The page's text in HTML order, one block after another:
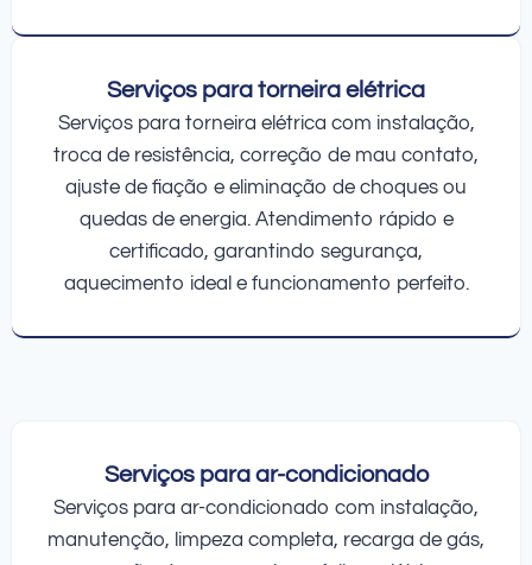
Serviços para torneira elétrica
Serviços para torneira elétrica com instalação,
troca de resistência, correção de mau contato,
ajuste de fiação e eliminação de choques ou
quedas de energia. Atendimento rápido e
certificado, garantindo segurança,
aquecimento ideal e funcionamento perfeito.
Serviços para ar-condicionado
Serviços para ar-condicionado com instalação,
manutenção, limpeza completa, recarga de gás,